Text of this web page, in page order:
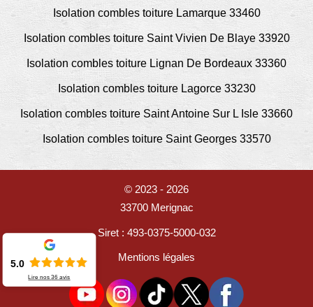
Isolation combles toiture Lamarque 33460
Isolation combles toiture Saint Vivien De Blaye 33920
Isolation combles toiture Lignan De Bordeaux 33360
Isolation combles toiture Lagorce 33230
Isolation combles toiture Saint Antoine Sur L Isle 33660
Isolation combles toiture Saint Georges 33570
© 2023 - 2026
33700 Merignac
Siret : 493-0375-5000-032
Mentions légales
5.0
Lire nos36 avis